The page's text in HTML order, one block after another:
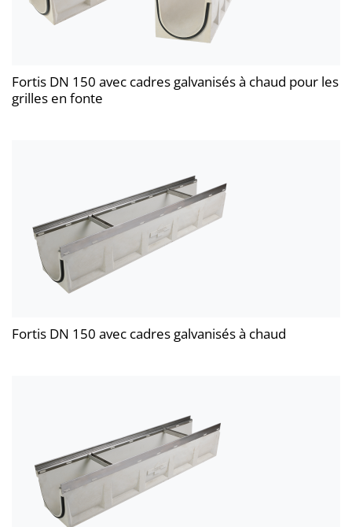
Fortis DN 150 avec cadres galvanisés à chaud pour les
grilles en fonte
Fortis DN 150 avec cadres galvanisés à chaud